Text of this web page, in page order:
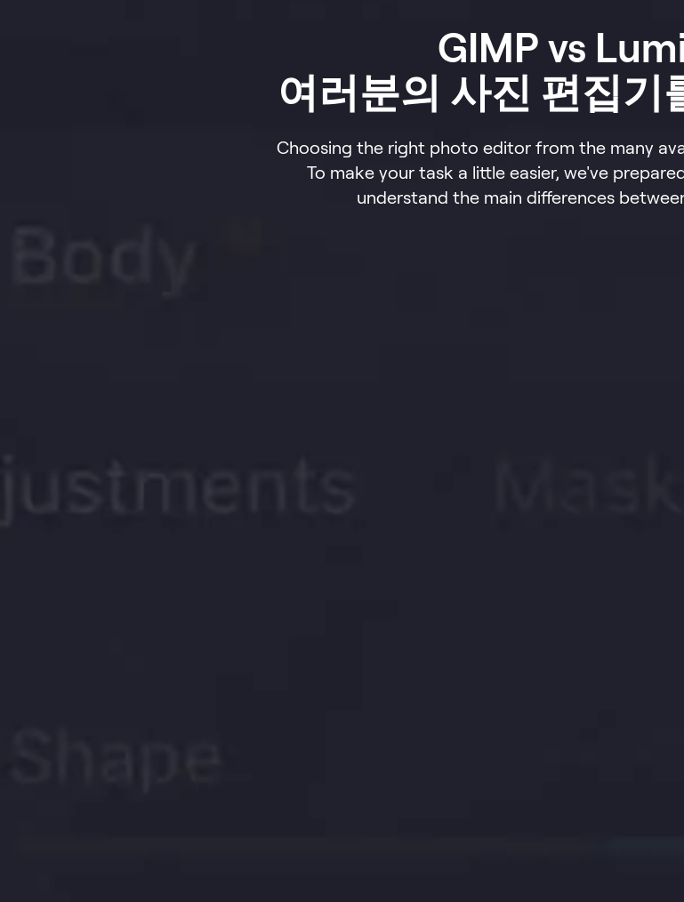
GIMP vs
여러분의 사진 편집기
Choosing the right photo editor from the many
To make your task a little easier, we've
understand the main differences